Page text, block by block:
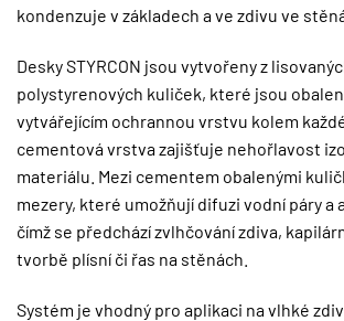
kondenzuje v základech a ve zdivu ve
Desky STYRCON jsou vytvořeny z
polystyrenových kuliček, které jsou
vytvářejícím ochrannou vrstvu kolem
cementová vrstva zajišťuje nehořlavost
materiálu. Mezi cementem obalenými
mezery, které umožňují difuzi vodní páry a
čímž se předchází zvlhčování zdiva,
tvorbě plísní či řas na stěnách.
Systém je vhodný pro aplikaci na vlhké